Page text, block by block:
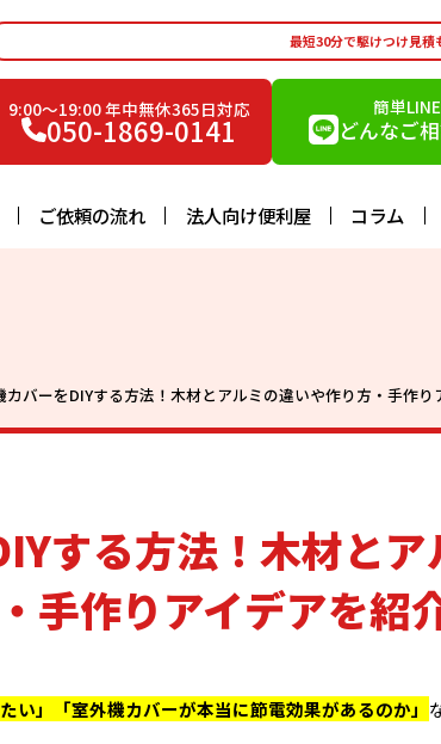
最短30分で駆けつけ見
9:00〜19:00 年中無休365日対応
050-1869-0141
簡単
どんなご
ご依頼の流れ 法人向け便利屋 コラム
カバーをDIYする方法！木材とアルミの違いや作り方・手作り
する方法！木材と
手作りアイデアを紹
い」「室外機カバーが本当に節電効果があるのか」